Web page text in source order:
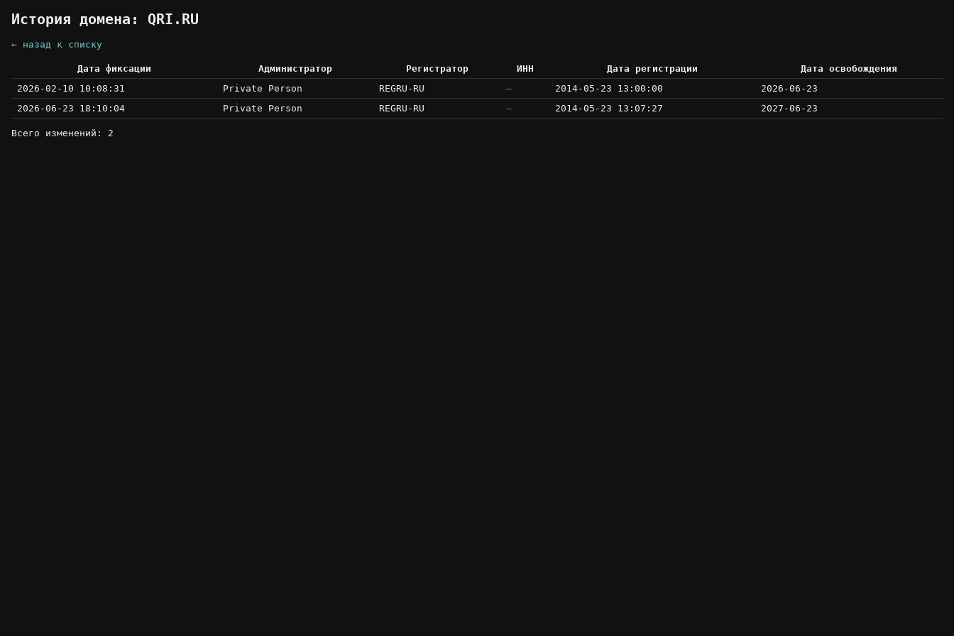
История домена: QRI.RU
← назад к списку
Дата фиксации Администратор Регистратор ИНН Дата регистрации
Дата освобождения
2026-02-10 10:08:31
Private Person REGRU-RU — 2014-05-23 13:00:00
2026-06-23
2026-06-23 18:10:04
Private Person REGRU-RU — 2014-05-23 13:07:27 2027-06-23
Всего изменений: 2